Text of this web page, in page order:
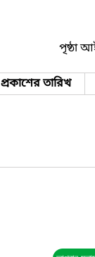
পৃষ্ঠা
প্রকাশের তারিখ